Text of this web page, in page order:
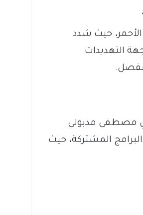
حيث شدد
التهديدات
مصطفى مدبولي
المشتركة، حيث